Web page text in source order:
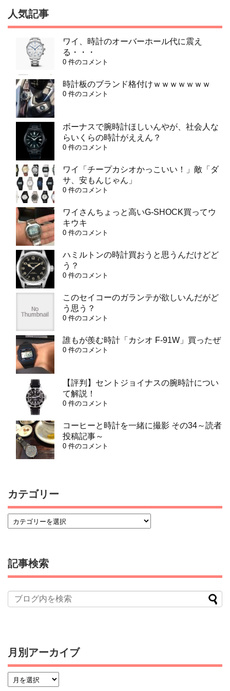
人気記事
ワイ、時計のオーバーホール代に震え
る・・・
0 件のコメント
時計板のブランド格付けｗｗｗｗｗｗｗ
0 件のコメント
ボーナスで腕時計ほしいんやが、社会人な
らいくらの時計がええん？
0 件のコメント
ワイ「チープカシオかっこいい！」敵「ダ
サ、安もんじゃん」
0 件のコメント
ワイさんちょっと高いG-SHOCK買ってウ
キウキ
0 件のコメント
ハミルトンの時計買おうと思うんだけどど
う？
0 件のコメント
このセイコーのガランテが欲しいんだがど
う思う？
0 件のコメント
誰もが羨む時計「カシオ F-91W」買ったぜ
0 件のコメント
【評判】セントジョイナスの腕時計につい
て解説！
0 件のコメント
コーヒーと時計を一緒に撮影 その34～読者
投稿記事～
0 件のコメント
カテゴリー
記事検索
月別アーカイブ